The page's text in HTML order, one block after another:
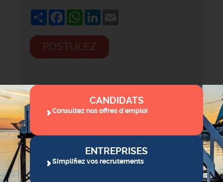
ShareFacebookWhatsApp
LinkedIn
POSTULEZ
CANDIDATS
Consultez nos offres d'emploi
ENTREPRISES
Simplifiez vos recrutements